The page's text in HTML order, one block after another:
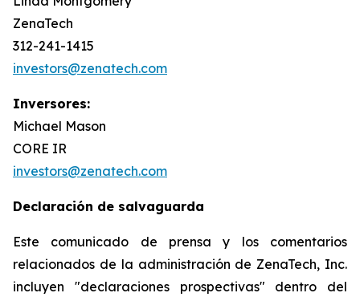
ZenaTech
312-241-1415
investors@zenatech.com
Inversores:
Michael Mason
CORE IR
investors@zenatech.com
Declaración de salvaguarda
Este comunicado de prensa y los comentarios
relacionados de la administración de ZenaTech, Inc.
incluyen "declaraciones prospectivas" dentro del